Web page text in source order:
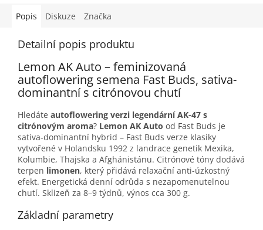
Popis Diskuze Značka
Detailní popis produktu
Lemon AK Auto – feminizovaná
autoflowering semena Fast Buds, sativa-
dominantní s citrónovou chutí
Hledáte autoflowering verzi legendární AK-47 s
citrónovým aroma? Lemon AK Auto od Fast Buds je
sativa-dominantní hybrid – Fast Buds verze klasiky
vytvořené v Holandsku 1992 z landrace genetik Mexika,
Kolumbie, Thajska a Afghánistánu. Citrónové tóny dodává
terpen limonen, který přidává relaxační anti-úzkostný
efekt. Energetická denní odrůda s nezapomenutelnou
chutí. Sklizeň za 8–9 týdnů, výnos cca 300 g.
Základní parametry